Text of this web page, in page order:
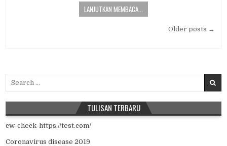
LANJUTKAN MEMBACA...
Older posts →
Search for:
TULISAN TERBARU
cw-check-https://test.com/
Coronavirus disease 2019